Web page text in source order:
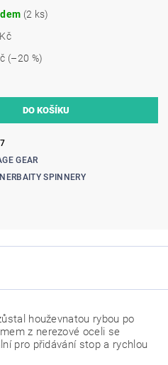
(2 ks)
(–20 %)
GEAR
SPINNERY
houževnatou rybou po
z nerezové oceli se
pro přidávání stop a rychlou